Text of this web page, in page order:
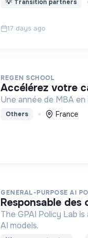
💡 Transition partners
17 days ago
REGEN SCHOOL
accélérez votre
Une année de MBA
Others France
GENERAL-PURPOSE AI
responsable des
The GPAI Policy Lab
AI models.